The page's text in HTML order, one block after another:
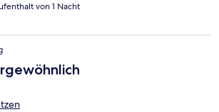
von 1 Nacht